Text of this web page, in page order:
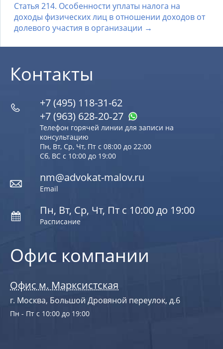
Статья 214. Особенности уплаты налога на
доходы физических лиц в отношении доходов от
долевого участия в организации →
Офис компании
Офис м. Марксистская
г. Москва, Большой Дровяной переулок, д.6
Пн - Пт с 10:00 до 19:00
Контакты
+7 (495) 118-31-62
+7 (963) 628‑20‑27
Телефон горячей линии для записи на
консультацию
Пн, Вт, Ср, Чт, Пт с 08:00 до 22:00
Сб, ВС с 10:00 до 19:00
nm@advokat-malov.ru
Email
Пн, Вт, Ср, Чт, Пт с 10:00 до 19:00
Расписание